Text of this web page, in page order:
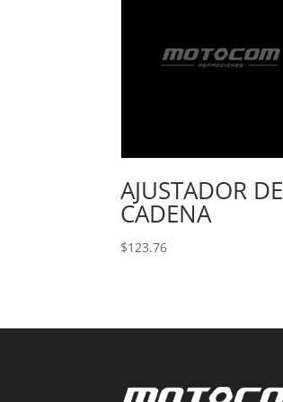
AJUSTADOR DE
CADENA
$123.76